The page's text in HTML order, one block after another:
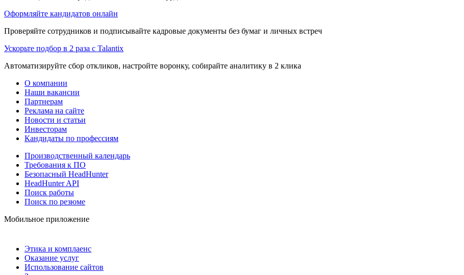
Оформляйте кандидатов онлайн
Проверяйте сотрудников и подписывайте кадровые документы без бумаг и личных встреч
Ускорьте подбор в 2 раза с Talantix
Автоматизируйте сбор откликов, настройте воронку, собирайте аналитику в 2 клика
О компании
Наши вакансии
Партнерам
Реклама на сайте
Новости и статьи
Инвесторам
Кандидаты по профессиям
Производственный календарь
Требования к ПО
Безопасный HeadHunter
HeadHunter API
Поиск работы
Поиск по резюме
Мобильное приложение
Этика и комплаенс
Оказание услуг
Использование сайтов